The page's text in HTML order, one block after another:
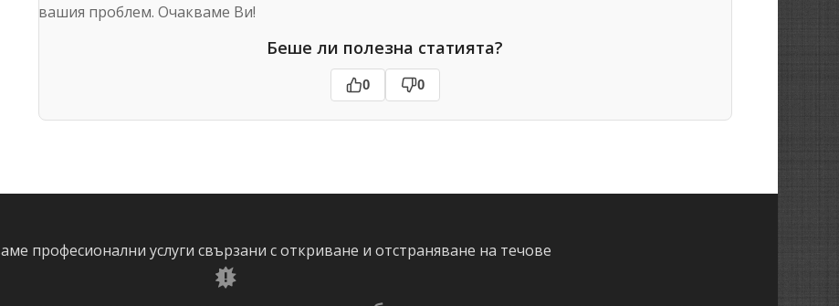
вашия проблем. Очакваме Ви!
Беше ли полезна статията?
0 0
професионални услуги свързани с откриване и отстраняване на течове